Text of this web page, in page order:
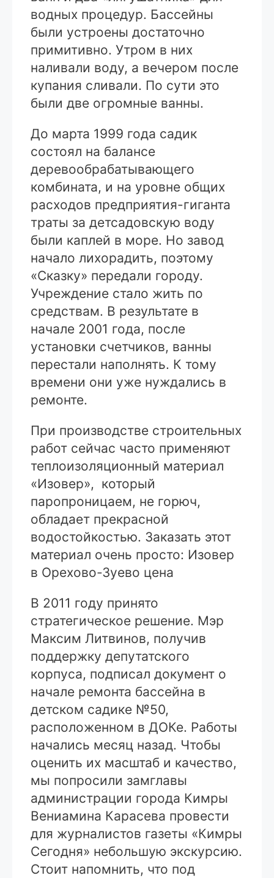
водных процедур. Бассейны
были устроены достаточно
примитивно. Утром в них
наливали воду, а вечером после
купания сливали. По сути это
были две огромные ванны.
До марта 1999 года садик
состоял на балансе
деревообрабатывающего
комбината, и на уровне общих
расходов предприятия-гиганта
траты за детсадовскую воду
были каплей в море. Но завод
начало лихорадить, поэтому
«Сказку» передали городу.
Учреждение стало жить по
средствам. В результате в
начале 2001 года, после
установки счетчиков, ванны
перестали наполнять. К тому
времени они уже нуждались в
ремонте.
При производстве строительных
работ сейчас часто применяют
теплоизоляционный материал
«Изовер», который
паропроницаем, не горюч,
обладает прекрасной
водостойкостью. Заказать этот
материал очень просто: Изовер
в Орехово-Зуево цена
В 2011 году принято
стратегическое решение. Мэр
Максим Литвинов, получив
поддержку депутатского
корпуса, подписал документ о
начале ремонта бассейна в
детском садике №50,
расположенном в ДОКе. Работы
начались месяц назад. Чтобы
оценить их масштаб и качество,
мы попросили замглавы
администрации города Кимры
Вениамина Карасева провести
для журналистов газеты «Кимры
Сегодня» небольшую экскурсию.
Стоит напомнить, что под